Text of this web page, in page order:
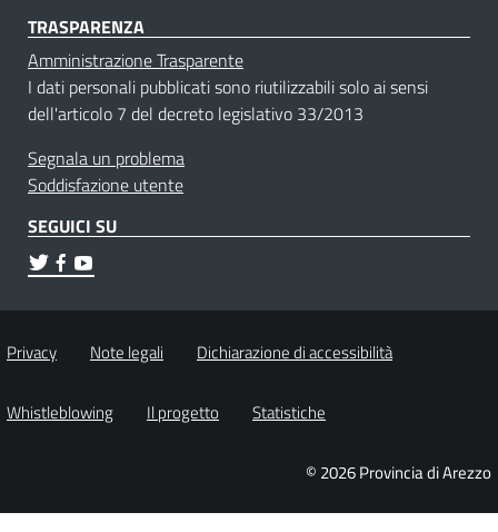
TRASPARENZA
Amministrazione Trasparente
I dati personali pubblicati sono riutilizzabili solo ai sensi
dell'articolo 7 del decreto legislativo 33/2013
Segnala un problema
Soddisfazione utente
SEGUICI SU
Privacy Note legali Dichiarazione di accessibilità
Whistleblowing Il progetto Statistiche
© 2026 Provincia di Arezzo